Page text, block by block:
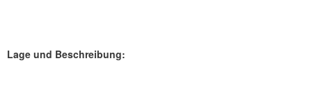
Lage und Beschreibung: